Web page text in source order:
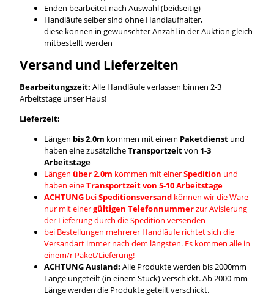
Enden bearbeitet nach Auswahl (beidseitig)
Handläufe selber sind ohne Handlaufhalter,
diese können in gewünschter Anzahl in der Auktion gleich
mitbestellt werden
Versand und Lieferzeiten
Bearbeitungszeit: Alle Handläufe verlassen binnen 2-3
Arbeitstage unser Haus!
Lieferzeit:
Längen bis 2,0m kommen mit einem Paketdienstund
haben eine zusätzlicheTransportzeitvon 1-3
Arbeitstage
Längen über 2,0m kommen mit einerSpedition und
haben eineTransportzeit von 5-10 Arbeitstage
ACHTUNGbeiSpeditionsversandkönnen wir die Ware
nur mit einergültigen Telefonnummerzur Avisierung
der Lieferung durch die Spedition versenden
bei Bestellungen mehrerer Handläufe richtet sich die
Versandart immer nach dem längsten. Es kommen alle in
einem/r Paket/Lieferung!
ACHTUNG Ausland: Alle Produkte werden bis 2000mm
Länge ungeteilt (in einem Stück) verschickt. Ab 2000 mm
Länge werden die Produkte geteilt verschickt.